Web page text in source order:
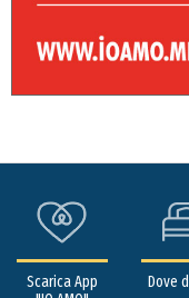
Scarica App
Dove